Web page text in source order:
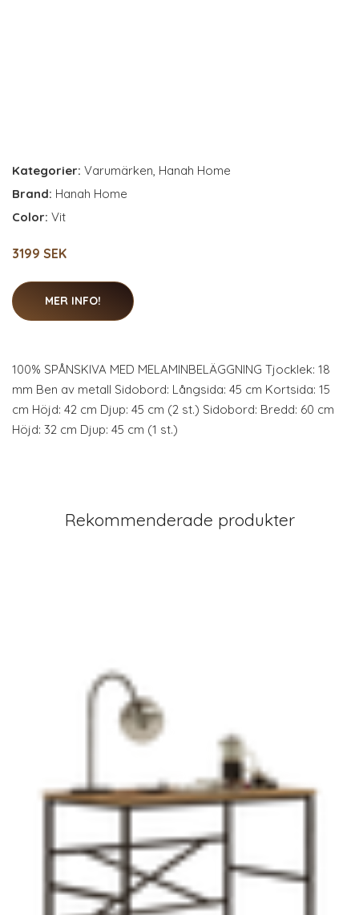
Kategorier: Varumärken, Hanah Home
Brand: Hanah Home
Color: Vit
3199 SEK
MER INFO!
100% SPÅNSKIVA MED MELAMINBELÄGGNING Tjocklek: 18
mm Ben av metall Sidobord: Långsida: 45 cm Kortsida: 15
cm Höjd: 42 cm Djup: 45 cm (2 st.) Sidobord: Bredd: 60 cm
Höjd: 32 cm Djup: 45 cm (1 st.)
Rekommenderade produkter